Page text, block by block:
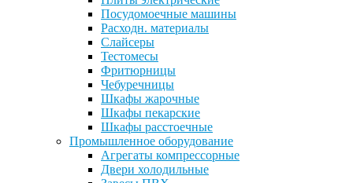
Посудомоечные машины
Расходн. материалы
Слайсеры
Тестомесы
Фритюрницы
Чебуречницы
Шкафы жарочные
Шкафы пекарские
Шкафы расстоечные
Промышленное оборудование
Агрегаты компрессорные
Двери холодильные